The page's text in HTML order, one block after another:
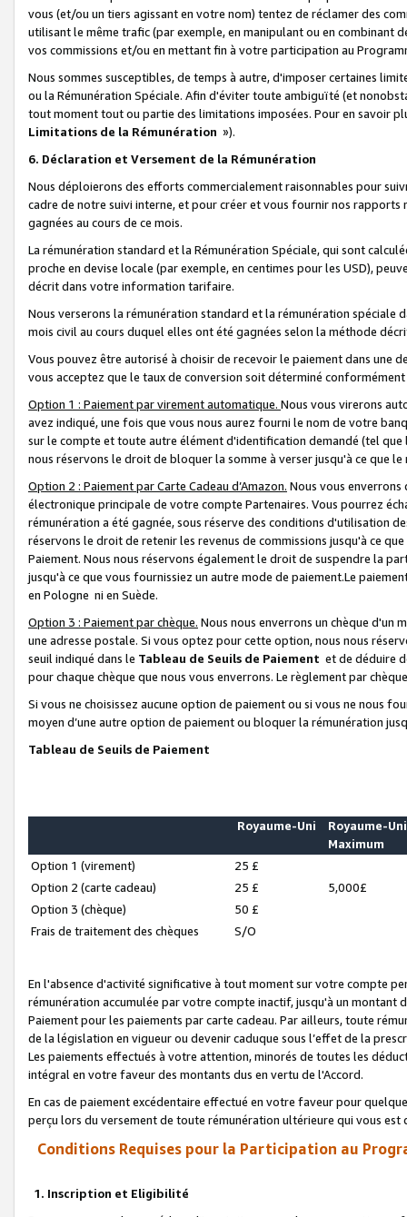
vous (et/ou un tiers agissant en votre nom) tentez de réclamer des
utilisant le même trafic (par exemple, en manipulant ou en combinant
vos commissions et/ou en mettant fin à votre participation au
Nous sommes susceptibles, de temps à autre, d'imposer certaines
ou la Rémunération Spéciale. Afin d'éviter toute ambiguïté (et
tout moment tout ou partie des limitations imposées. Pour en savoir
Limitations de la Rémunération »).
6. Déclaration et Versement de la Rémunération
Nous déploierons des efforts commercialement raisonnables pour
cadre de notre suivi interne, et pour créer et vous fournir nos
gagnées au cours de ce mois.
La rémunération standard et la Rémunération Spéciale, qui sont
proche en devise locale (par exemple, en centimes pour les USD),
décrit dans votre information tarifaire.
Nous verserons la rémunération standard et la rémunération spéciale
mois civil au cours duquel elles ont été gagnées selon la méthode
Vous pouvez être autorisé à choisir de recevoir le paiement dans une
vous acceptez que le taux de conversion soit déterminé
Option 1 : Paiement par virement automatique. Nous vous virerons
avez indiqué, une fois que vous nous aurez fourni le nom de votre
sur le compte et toute autre élément d'identification demandé (tel que
nous réservons le droit de bloquer la somme à verser jusqu'à ce que
Option 2 : Paiement par Carte Cadeau d’Amazon. Nous vous
électronique principale de votre compte Partenaires. Vous pourrez
rémunération a été gagnée, sous réserve des conditions d'utilisation
réservons le droit de retenir les revenus de commissions jusqu'à ce
Paiement. Nous nous réservons également le droit de suspendre la
jusqu'à ce que vous fournissiez un autre mode de paiement.Le
en Pologne ni en Suède.
Option 3 : Paiement par chèque. Nous nous enverrons un chèque d'un
une adresse postale. Si vous optez pour cette option, nous nous
seuil indiqué dans le Tableau de Seuils de Paiement et de déduire
pour chaque chèque que nous vous enverrons. Le règlement par
Si vous ne choisissez aucune option de paiement ou si vous ne nous
moyen d’une autre option de paiement ou bloquer la rémunération
Tableau de Seuils de Paiement
Royaume-Uni
Royaume-Uni
Maximum
Option 1 (virement)
25 £
Option 2 (carte cadeau)
25 £
5,000£
Option 3 (chèque)
50 £
Frais de traitement des chèques
S/O
En l'absence d'activité significative à tout moment sur votre compte
rémunération accumulée par votre compte inactif, jusqu'à un montant
Paiement pour les paiements par carte cadeau. Par ailleurs, toute
de la législation en vigueur ou devenir caduque sous l’effet de la
Les paiements effectués à votre attention, minorés de toutes les
intégral en votre faveur des montants dus en vertu de l'Accord.
En cas de paiement excédentaire effectué en votre faveur pour
perçu lors du versement de toute rémunération ultérieure qui vous est
Conditions Requises pour la Participation au
1. Inscription et Eligibilité